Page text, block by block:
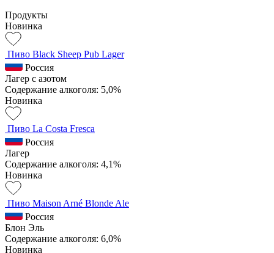
Продукты
Новинка
Пиво Black Sheep Pub Lager
Россия
Лагер с азотом
Содержание алкоголя: 5,0%
Новинка
Пиво La Costa Fresca
Россия
Лагер
Содержание алкоголя: 4,1%
Новинка
Пиво Maison Arné Blonde Ale
Россия
Блон Эль
Содержание алкоголя: 6,0%
Новинка